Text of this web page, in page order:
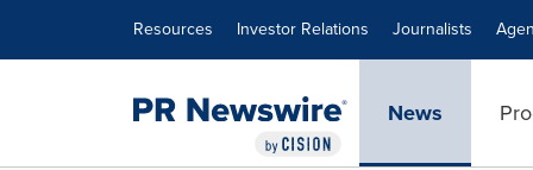
Resources Investor Relations Journalists
News